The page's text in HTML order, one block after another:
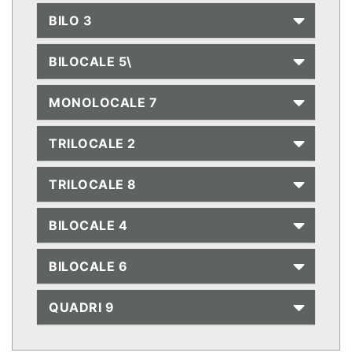
BILO 3
BILOCALE 5\
MONOLOCALE 7
TRILOCALE 2
TRILOCALE 8
BILOCALE 4
BILOCALE 6
QUADRI 9